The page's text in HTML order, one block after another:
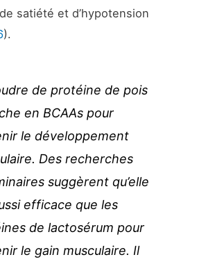
satiété et d’hypotension
).
de protéine de pois
en BCAAs pour
le développement
Des recherches
suggèrent qu’elle
efficace que les
de lactosérum pour
le gain musculaire. Il